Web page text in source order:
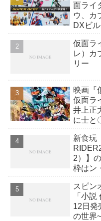
面ライ
ウ、カ
DXビ
か12点
仮面ラ
レ）カ
リー
映画『
仮面ラ
井上正
に士と
新食玩
2）】
枠はン
スピン
「小
12日発
の世界